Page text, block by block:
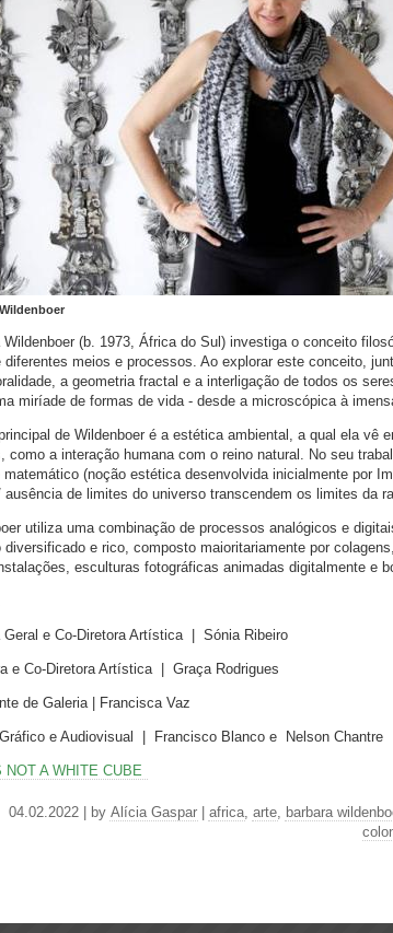
Wildenboer
Wildenboer (b. 1973, África do Sul) investiga o conceito
diferentes meios e processos. Ao explorar este conceito,
a geometria fractal e a interligação de todos os
miríade de formas de vida - desde a microscópica à
de Wildenboer é a estética ambiental, a qual ela vê
como a interação humana com o reino natural. No seu
matemático (noção estética desenvolvida inicialmente por
ausência de limites do universo transcendem os limites da
utiliza uma combinação de processos analógicos e
diversificado e rico, composto maioritariamente por
esculturas fotográficas animadas digitalmente e
Geral e Co-Diretora Artística | Sónia Ribeiro
e Co-Diretora Artística | Graça Rodrigues
de Galeria | Francisca Vaz
e Audiovisual | Francisco Blanco e Nelson Chantre
NOT A WHITE CUBE
04.02.2022 | by Alícia Gaspar africa, arte, barbara